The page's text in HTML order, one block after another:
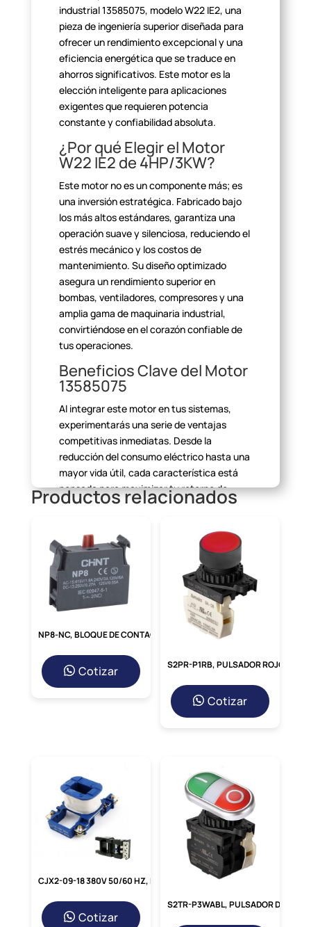
industrial 13585075, modelo W22 IE2, una
pieza de ingeniería superior diseñada para
ofrecer unrendimiento excepcional y una
eficiencia energética que se traduce en
ahorrossignificativos. Este motor es la
elección inteligente para aplicaciones
exigentes que requieren potencia
constante y confiabilidadabsoluta.
¿Por qué Elegir el Motor
W22 IE2 de 4HP/3KW?
Este motor no es un componente más; es
una inversión estratégica. Fabricado bajo
los más altos estándares, garantiza una
operación suave ysilenciosa, reduciendo el
estrés mecánico y los costos de
mantenimiento. Sudiseño optimizado
asegura un rendimiento superior en
bombas, ventiladores, compresores y una
amplia gama de maquinaria industrial,
convirtiéndose en elcorazón confiable de
tus operaciones.
Beneficios Clave del Motor
13585075
Al integrar este motor en tus sistemas,
experimentarás una seriede ventajas
competitivas inmediatas. Desde la
reducción del consumo eléctricohasta una
mayor vida útil, cada característica está
pensada para maximizar turetorno de
inversión.
Especificaciones Técnicas
y Aplicaciones
Con una potencia de 4HP (3KW), 6 polos y
una velocidad de 1200
RPM, este motor
trifásico es versátil y potente. Su frame
L112M y montaje
B3L(D) lo hacen
compatible con una inmensa variedad de
facilitando su instalación yreemplazo.
La Importancia de la
Eficiencia Energética IE2
está diseñado para
minimizar las pérdidas
de energía, lo que significa que convierte
máselectricidad en trabajo útil y menos en
calor desperdiciado, protegiendo tu
presupuesto operativo.
Diseño y Durabilidad
Inigualables
Protegido bajo la norma IC411 – TEFC
(Totalmente Encerrado con
Productos relacionados
Cotizar
Cotizar
Cotizar